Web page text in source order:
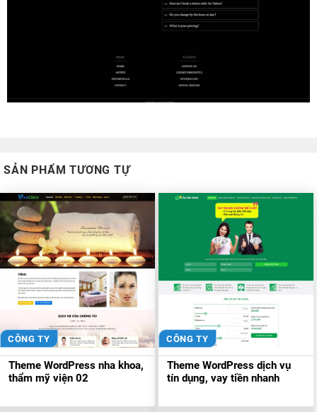
SẢN PHẨM TƯƠNG TỰ
CÔNG TY
Theme WordPress nha khoa,
thẩm mỹ viện 02
CÔNG TY
Theme WordPress dịch vụ
tín dụng, vay tiền nhanh